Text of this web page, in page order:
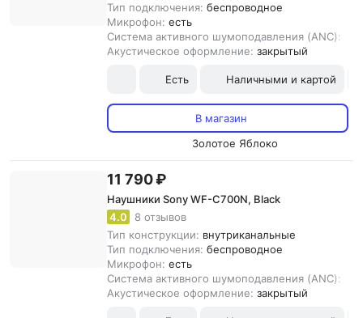
Тип подключения: беспроводное
Микрофон: есть
Система активного шумоподавления (ANC):
Акустическое оформление: закрытый
Есть Наличными и картой
В магазин
Золотое Яблоко
11 790 ₽
Наушники Sony WF-C700N, Black
4.0
8 отзывов
Тип конструкции: внутриканальные
Тип подключения: беспроводное
Микрофон: есть
Система активного шумоподавления (ANC):
Акустическое оформление: закрытый